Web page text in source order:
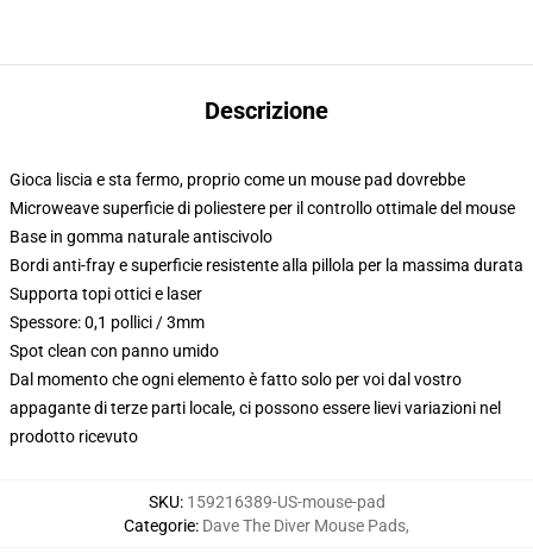
Descrizione
Gioca liscia e sta fermo, proprio come un mouse pad dovrebbe
Microweave superficie di poliestere per il controllo ottimale del mouse
Base in gomma naturale antiscivolo
Bordi anti-fray e superficie resistente alla pillola per la massima durata
Supporta topi ottici e laser
Spessore: 0,1 pollici / 3mm
Spot clean con panno umido
Dal momento che ogni elemento è fatto solo per voi dal vostro
appagante di terze parti locale, ci possono essere lievi variazioni nel
prodotto ricevuto
SKU: 159216389-US-mouse-pad
Categorie: Dave The Diver Mouse Pads,